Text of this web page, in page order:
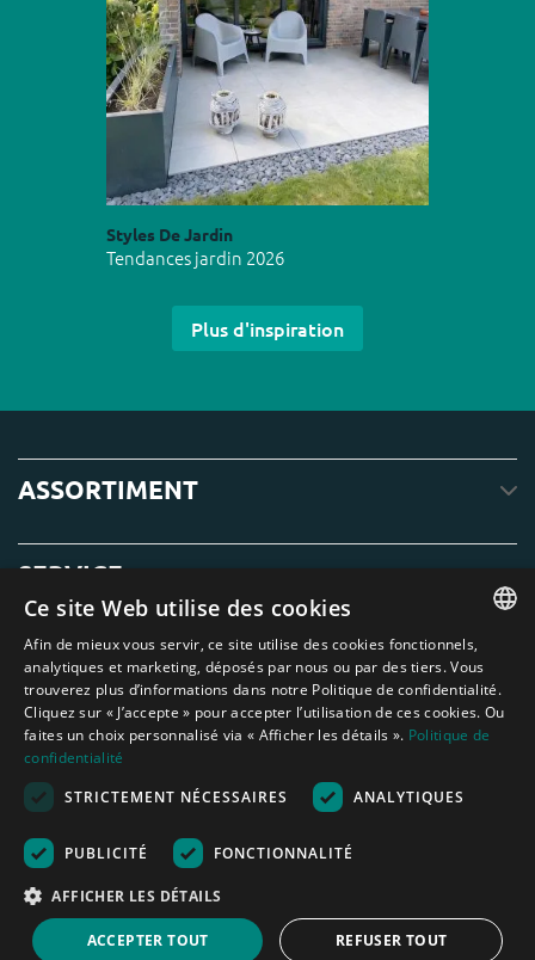
Styles De Jardin
Tendances jardin 2026
Plus d'inspiration
ASSORTIMENT
SERVICE
À PROPOS DE NOUS
Amagard.com (Kranendonk B.V.) Aucun texte ou photo de ce site web ne
Nederland|Deutschland België|Belgique |España
Kingdom
ENGLISH
DUTCH
GERMAN
Ce site Web utilise des cookies
Afin de mieux vous servir, ce site utilise des cookies fonctionnels,
analytiques et marketing, déposés par nous ou par des tiers. Vous
trouverez plus d’informations dans notre Politique de confidentialité.
Cliquez sur « J’accepte » pour accepter l’utilisation de ces cookies. Ou
faites un choix personnalisé via « Afficher les détails ». Politique de
confidentialité
STRICTEMENT NÉCESSAIRES
ANALYTIQUES
PUBLICITÉ FONCTIONNALITÉ
AFFICHER LES DÉTAILS
ACCEPTER TOUT REFUSER TOUT